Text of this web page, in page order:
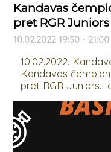
Kandavas
pret RGR Juniors
10.02.2022 19:30 - 21:00
10.02.2022.
Kandavas
pret RGR Juniors.